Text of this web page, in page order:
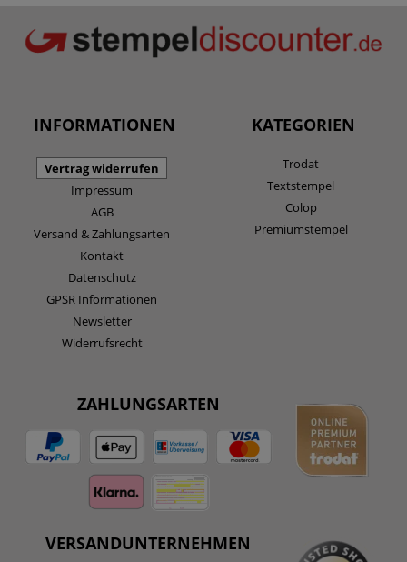
INFORMATIONEN
Vertrag widerrufen
Impressum
AGB
Versand & Zahlungsarten
Kontakt
Datenschutz
GPSR Informationen
Newsletter
Widerrufsrecht
KATEGORIEN
Trodat
Textstempel
Colop
Premiumstempel
ZAHLUNGSARTEN
VERSANDUNTERNEHMEN